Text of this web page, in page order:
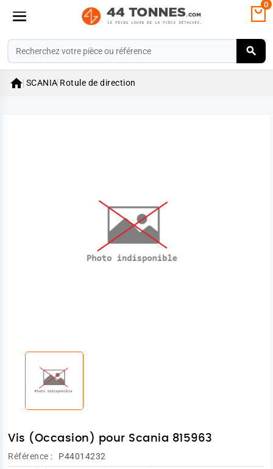
0
 SCANIA Rotule de direction
Vis (Occasion) pour Scania 815963
Référence : P44014232